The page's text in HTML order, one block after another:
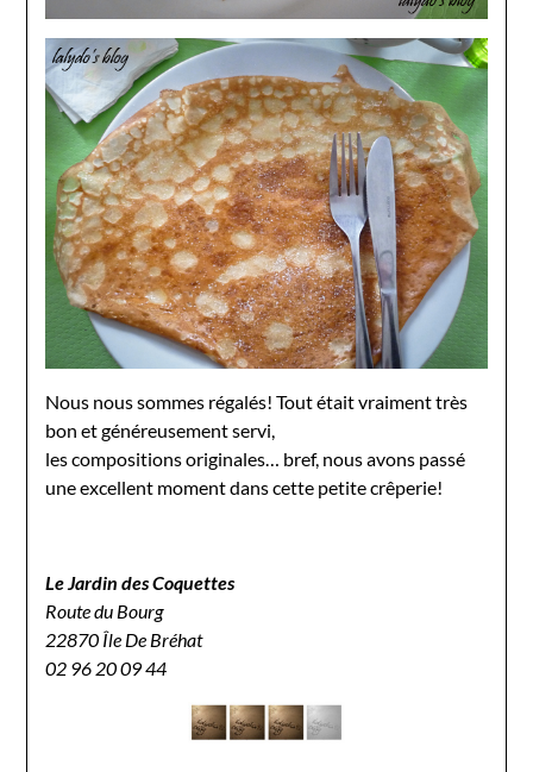
Nous nous sommes régalés! Tout était vraiment très
bon et généreusement servi,
les compositions originales… bref, nous avons passé
une excellent moment dans cette petite crêperie!
Le Jardin des Coquettes
Route du Bourg
22870 Île De Bréhat
02 96 20 09 44